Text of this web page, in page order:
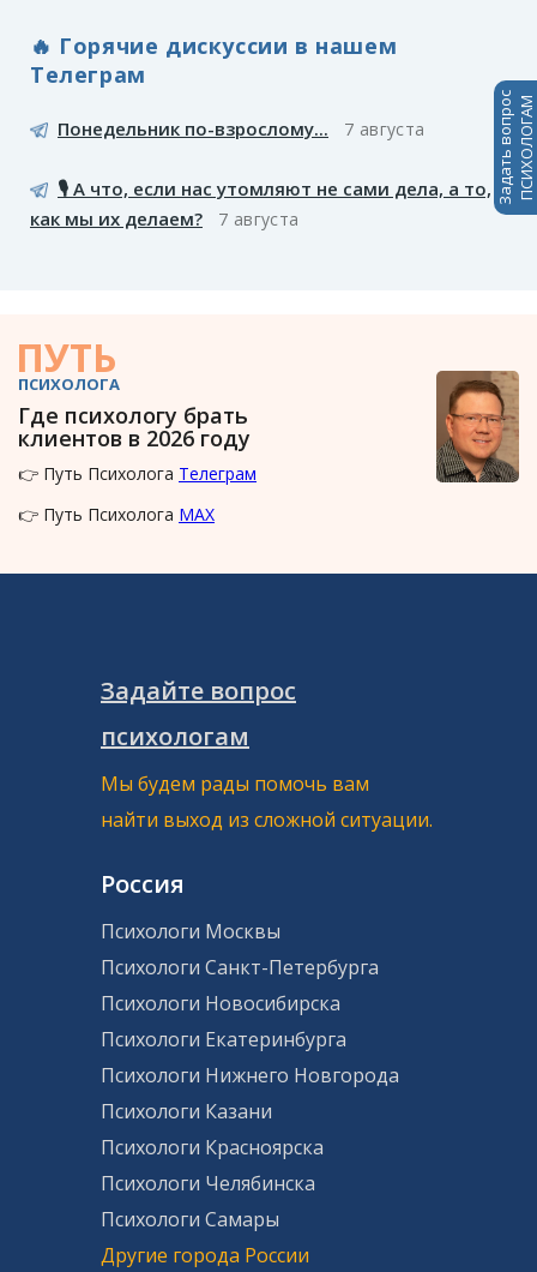
🔥 Горячие дискуссии в нашем
Телеграм
Понедельник по-взрослому... 7 августа
🎙️ А что, если нас утомляют не сами дела, а то,
как мы их делаем?
7 августа
ПУТЬ
ПСИХОЛОГА
Где психологу брать
клиентов в 2026 году
👉 Путь Психолога Телеграм
👉 Путь Психолога MAX
Задать вопросПСИХОЛОГАМ
Задайте вопрос
психологам
Мы будем рады помочь вам
найти выход из сложной ситуации.
Россия
Психологи Москвы
Психологи Санкт-Петербурга
Психологи Новосибирска
Психологи Екатеринбурга
Психологи Нижнего Новгорода
Психологи Казани
Психологи Красноярска
Психологи Челябинска
Психологи Самары
Другие города России